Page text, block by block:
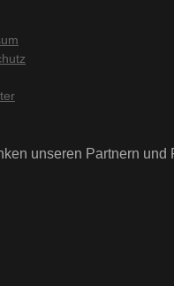
unseren Partnern und